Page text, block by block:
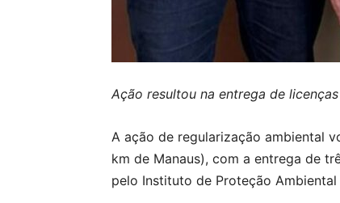
Ação resultou na entrega de
A ação de regularização ambiental
km de Manaus), com a entrega de
pelo Instituto de Proteção